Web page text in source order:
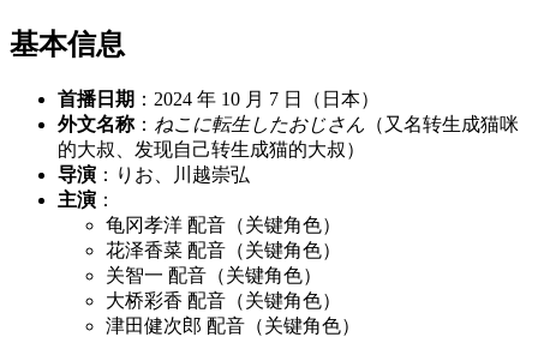
基本信息
首播日期 ：2024 年 10 月 7 日（日本）
外文名称： ねこに転生したおじさん （又名转生成猫咪
的大叔、发现自己转生成猫的大叔）
导演 ：りお、川越崇弘
主演 ：
龟冈孝洋 配音（关键角色）
花泽香菜 配音（关键角色）
关智一 配音（关键角色）
大桥彩香 配音（关键角色）
津田健次郎 配音（关键角色）